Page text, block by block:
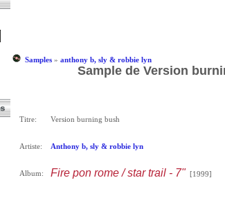
Samples» anthony b, sly & robbie lyn
Sample de Version
Titre: Version burning bush
Artiste: Anthony b, sly & robbie lyn
Album: Fire pon rome / star trail - 7" [1999]